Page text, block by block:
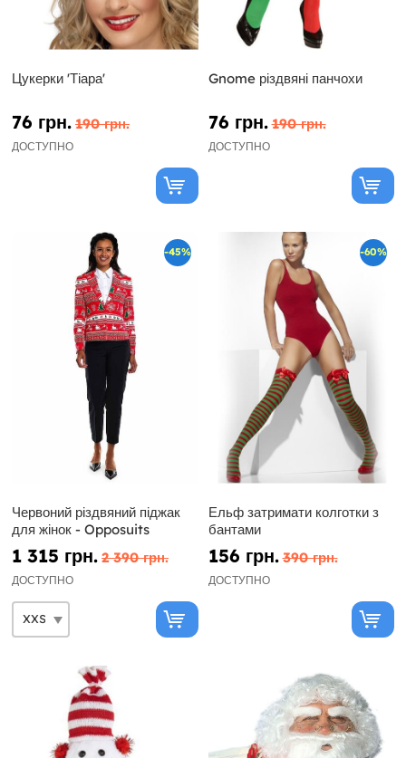
Цукерки 'Тіара'
76 грн. 190 грн.
ДОСТУПНО
Gnome різдвяні панчохи
76 грн. 190 грн.
ДОСТУПНО
-45%
Червоний різдвяний піджак
для жінок - Opposuits
1 315 грн. 2 390 грн.
ДОСТУПНО
-60%
Ельф затримати колготки з
бантами
156 грн. 390 грн.
ДОСТУПНО